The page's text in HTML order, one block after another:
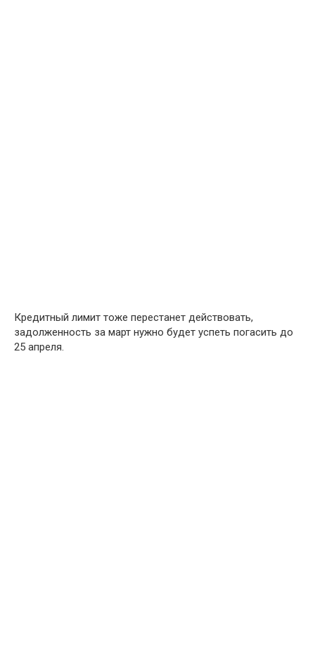
Кредитный лимит тоже перестанет действовать,
задолженность за март нужно будет успеть погасить до
25 апреля.